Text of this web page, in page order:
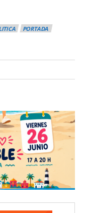
PORTADA